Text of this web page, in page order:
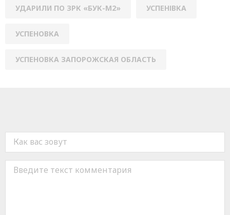
УДАРИЛИ ПО ЗРК «БУК-М2» УСПЕНІВКА
УСПЕНОВКА
УСПЕНОВКА ЗАПОРОЖСКАЯ ОБЛАСТЬ